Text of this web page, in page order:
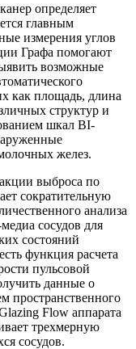
определяет
главным
измерения углов
Графа помогают
возможные
как площадь, длина
структур и
шкал BI-
желез.
выброса по
сократительную
анализа
сосудов для
состояний
функция расчета
пульсовой
данные о
пространственного
Flow аппарата
трехмерную
сосудов.